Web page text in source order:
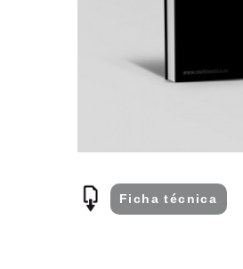
Ficha técnica